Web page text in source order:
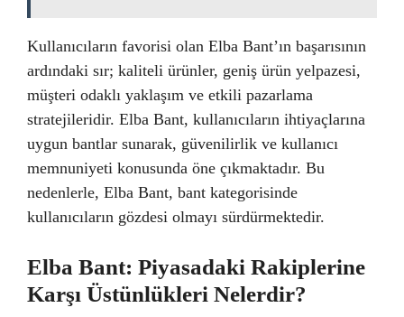
Kullanıcıların favorisi olan Elba Bant’ın başarısının
ardındaki sır; kaliteli ürünler, geniş ürün yelpazesi,
müşteri odaklı yaklaşım ve etkili pazarlama
stratejileridir. Elba Bant, kullanıcıların ihtiyaçlarına
uygun bantlar sunarak, güvenilirlik ve kullanıcı
memnuniyeti konusunda öne çıkmaktadır. Bu
nedenlerle, Elba Bant, bant kategorisinde
kullanıcıların gözdesi olmayı sürdürmektedir.
Elba Bant: Piyasadaki Rakiplerine
Karşı Üstünlükleri Nelerdir?